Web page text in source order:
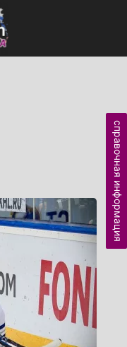
справочная информация